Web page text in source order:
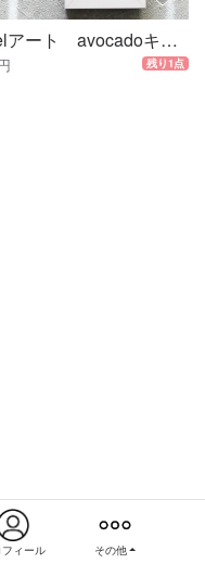
jewelアート avocadoキット(フレーム無し)
残り1点
フィール その他